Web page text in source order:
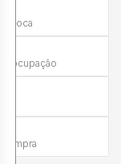
troca